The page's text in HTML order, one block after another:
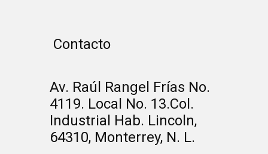
Contacto
Av. Raúl Rangel Frías No.
4119. Local No. 13.Col.
Industrial Hab. Lincoln,
64310, Monterrey, N. L.